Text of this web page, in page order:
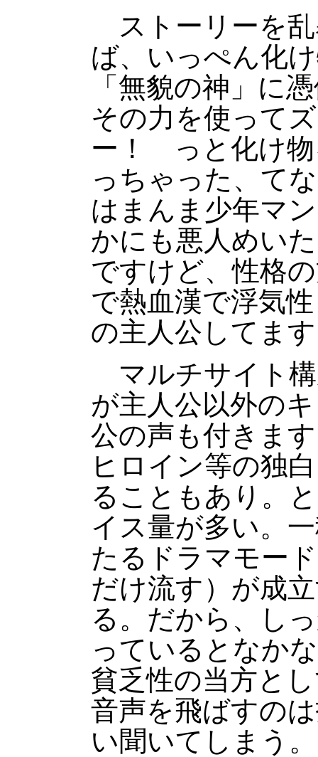
ストーリーを
ば、いっぺん化
「無貌の神」に
その力を使って
ー！ っと化け物
っちゃった、て
はまんま少年マ
かにも悪人めい
ですけど、性格
で熱血漢で浮気
の主人公してま
マルチサイト
が主人公以外の
公の声も付きま
ヒロイン等の独
ることもあり。
イス量が多い。
たるドラマモー
だけ流す）が成
る。だから、し
っているとなか
貧乏性の当方と
音声を飛ばすの
い聞いてしまう。